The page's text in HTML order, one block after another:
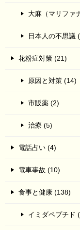
大麻（マリファ
日本人の不思議
花粉症対策 (21)
原因と対策 (14)
市販薬 (2)
治療 (5)
電話占い (4)
電車事故 (10)
食事と健康 (138)
イミダペプチド